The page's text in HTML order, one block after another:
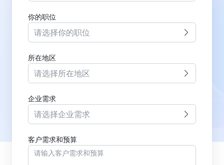
你的职位
请选择你的职位
所在地区
请选择所在地区
企业需求
请选择企业需求
客户需求和预算